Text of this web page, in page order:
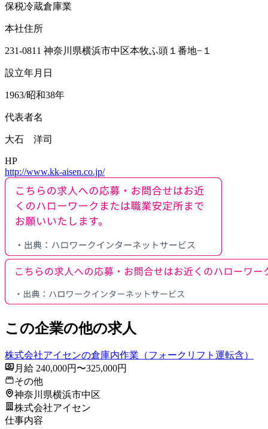
保税冷蔵倉庫業
本社住所
231-0811 神奈川県横浜市中区本牧ふ頭１番地−１
設立年月日
1963/昭和38年
代表者名
大石 洋司
HP
http://www.kk-aisen.co.jp/
この企業の他の求人
株式会社アイセンの倉庫内作業（フォークリフト運転含）
月給 240,000円〜325,000円
その他
神奈川県横浜市中区
株式会社アイセン
仕事内容